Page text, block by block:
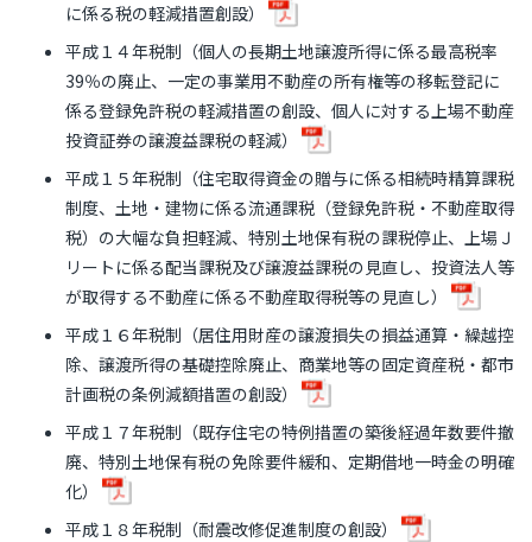
に係る税の軽減措置創設）
平成１４年税制（個人の長期土地譲渡所得に係る最高税率
39％の廃止、一定の事業用不動産の所有権等の移転登記に
係る登録免許税の軽減措置の創設、個人に対する上場不動産
投資証券の譲渡益課税の軽減）
平成１５年税制（住宅取得資金の贈与に係る相続時精算課税
制度、土地・建物に係る流通課税（登録免許税・不動産取得
税）の大幅な負担軽減、特別土地保有税の課税停止、上場Ｊ
リートに係る配当課税及び譲渡益課税の見直し、投資法人等
が取得する不動産に係る不動産取得税等の見直し）
平成１６年税制（居住用財産の譲渡損失の損益通算・繰越控
除、譲渡所得の基礎控除廃止、商業地等の固定資産税・都市
計画税の条例減額措置の創設）
平成１７年税制（既存住宅の特例措置の築後経過年数要件撤
廃、特別土地保有税の免除要件緩和、定期借地一時金の明確
化）
平成１８年税制（耐震改修促進制度の創設）